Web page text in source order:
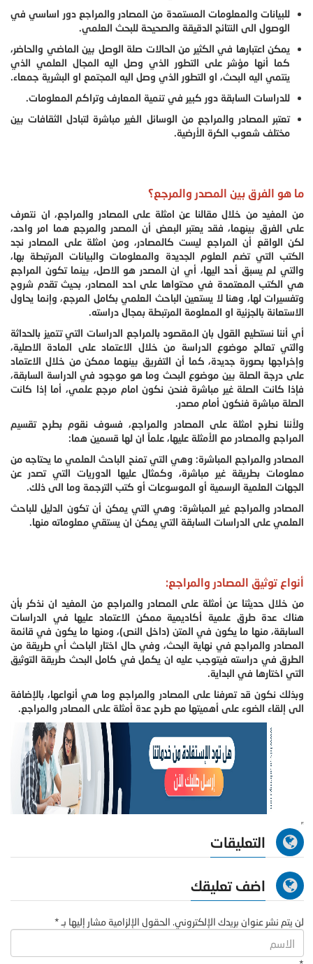
للبيانات والمعلومات المستمدة من المصادر والمراجع دور اساسي في
الوصول الى النتائج الدقيقة والصحيحة للبحث العلمي.
يمكن اعتبارها في الكثير من الحالات صلة الوصل بين الماضي والحاضر،
كما أنها مؤشر على التطور الذي وصل اليه المجال العلمي الذي
ينتمي اليه البحث، او التطور الذي وصل اليه المجتمع او البشرية جمعاء.
للدراسات السابقة دور كبير في تنمية المعارف وتراكم المعلومات.
تعتبر المصادر والمراجع من الوسائل الغير مباشرة لتبادل الثقافات بين
مختلف شعوب الكرة الأرضية.
ما هو الفرق بين المصدر والمرجع؟
من المفيد من خلال مقالنا عن امثلة على المصادر والمراجع، ان نتعرف
على الفرق بينهما، فقد يعتبر البعض أن المصدر والمرجع هما امر واحد،
لكن الواقع أن المراجع ليست كالمصادر، ومن امثلة على المصادر نجد
الكتب التي تضم العلوم الجديدة والمعلومات والبيانات المرتبطة بها،
والتي لم يسبق أحد اليها، أي ان المصدر هو الاصل، بينما تكون المراجع
هي الكتب المعتمدة في محتواها على احد المصادر، بحيث تقدم شروح
وتفسيرات لها، وهنا لا يستعين الباحث العلمي بكامل المرجع، وإنما يحاول
الاستعانة بالجزئية او المعلومة المرتبطة بمجال دراسته.
أي أننا نستطيع القول بان المقصود بالمراجع الدراسات التي تتميز بالحداثة
والتي تعالج موضوع الدراسة من خلال الاعتماد على المادة الاصلية،
وإخراجها بصورة جديدة، كما أن التفريق بينهما ممكن من خلال الاعتماد
على درجة الصلة بين موضوع البحث وما هو موجود في الدراسة السابقة،
فإذا كانت الصلة غير مباشرة فنحن نكون امام مرجع علمي، أما إذا كانت
الصلة مباشرة فنكون أمام مصدر.
ولأننا نطرح امثلة على المصادر والمراجع، فسوف نقوم بطرح تقسيم
المراجع والمصادر مع الأمثلة عليها، علماً ان لها قسمين هما:
المصادر والمراجع المباشرة: وهي التي تمنح الباحث العلمي ما يحتاجه من
معلومات بطريقة غير مباشرة، وكمثال عليها الدوريات التي تصدر عن
الجهات العلمية الرسمية أو الموسوعات أو كتب الترجمة وما الى ذلك.
المصادر والمراجع غير المباشرة: وهي التي يمكن أن تكون الدليل للباحث
العلمي على الدراسات السابقة التي يمكن ان يستقي معلوماته منها.
أنواع توثيق المصادر والمراجع:
من خلال حديثنا عن أمثلة على المصادر والمراجع من المفيد ان نذكر بأن
هناك عدة طرق علمية أكاديمية ممكن الاعتماد عليها في الدراسات
السابقة، منها ما يكون في المتن (داخل النص)، ومنها ما يكون في قائمة
المصادر والمراجع في نهاية البحث، وفي حال اختار الباحث أي طريقة من
الطرق في دراسته فيتوجب عليه ان يكمل في كامل البحث طريقة التوثيق
التي اختارها في البداية.
وبذلك نكون قد تعرفنا على المصادر والمراجع وما هي أنواعها، بالإضافة
الى إلقاء الضوء على أهميتها مع طرح عدة أمثلة على المصادر والمراجع.
التعليقات
اضف تعليقك
لن يتم نشر عنوان بريدك الإلكتروني. الحقول الإلزامية مشار إليها بـ *